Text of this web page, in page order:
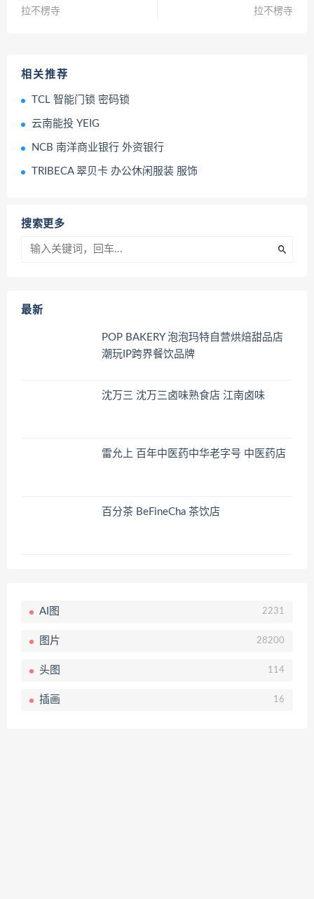
拉不楞寺
拉不楞寺
相关推荐
TCL 智能门锁 密码锁
云南能投 YEIG
NCB 南洋商业银行 外资银行
TRIBECA 翠贝卡 办公休闲服装 服饰
搜索更多
最新
POP BAKERY 泡泡玛特自营烘焙甜品店
潮玩IP跨界餐饮品牌
沈万三 沈万三卤味熟食店 江南卤味
雷允上 百年中医药中华老字号 中医药店
百分茶 BeFineCha 茶饮店
AI图 2231
图片 28200
头图 114
插画 16